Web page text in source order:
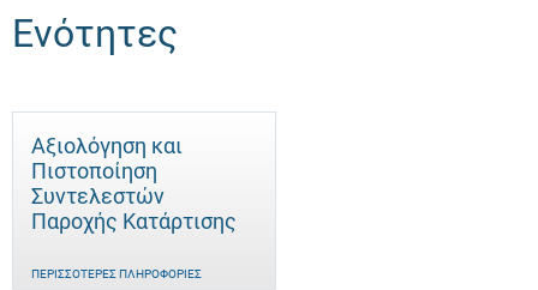
Ενότητες
Αξιολόγηση και
Πιστοποίηση
Συντελεστών
Παροχής Κατάρτισης
ΠΕΡΙΣΣΌΤΕΡΕΣ ΠΛΗΡΟΦΟΡΊΕΣ